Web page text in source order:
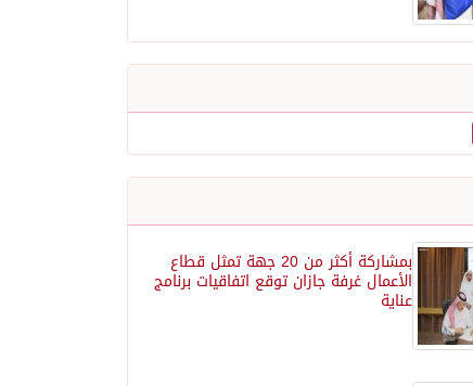
بمشاركة أكثر من 20 جهة تمثل قطاع
الأعمال غرفة جازان توقع اتفاقيات برنامج
عناية